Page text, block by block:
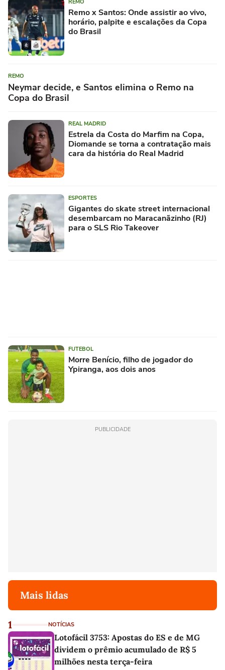
REMO
Remo x Santos: Onde assistir ao vivo,
horário, palpite e escalações da Copa
do Brasil
REMO
Neymar decide, e Santos elimina o Remo na
Copa do Brasil
REAL MADRID
Estrela da Costa do Marfim na Copa,
Diomande se torna a contratação mais
cara da história do Real Madrid
ESPORTES
Gigantes do skate street internacional
desembarcam no Maracanãzinho (RJ)
para o SLS Rio Takeover
FUTEBOL
Morre Benício, filho de jogador do
Ypiranga, aos dois anos
PUBLICIDADE
Mais lidas
1 NOTÍCIAS
Lotofácil 3753: Apostas do ES e de MG
dividem o prêmio acumulado de R$ 5
milhões nesta terça-feira